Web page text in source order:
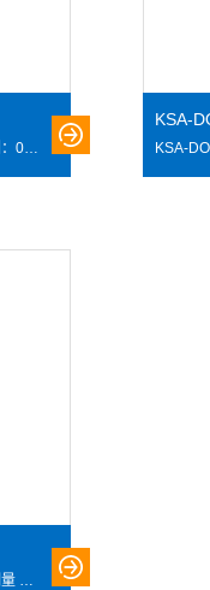
PH传感器技术参数： 测量范围：0-14pH 温度范围：0-100℃ 耐压：0.6MP 液接界：陶瓷芯 参比电极：Ag/AgCl，固体电介质 尺寸：直径12*120、150、200、250、300mm
KSA-
用途：一般水处理废水之PH 测量 规格： 测量范围：2-12pH 温度范围：0-70℃ 耐 压：常压 安装尺寸：上下3/4NPT 螺纹 材 质：PC 护套选择：0-3 米沉入式护套（PVC）